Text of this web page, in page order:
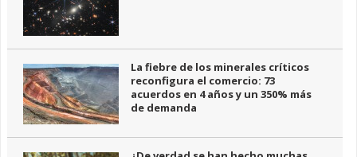
La fiebre de los minerales críticos
reconfigura el comercio: 73
acuerdos en 4 años y un 350% más
de demanda